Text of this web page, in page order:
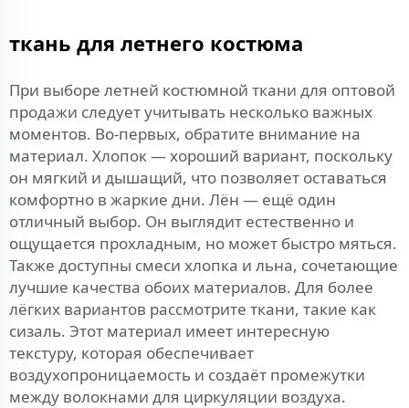
ткань для летнего костюма
При выборе летней костюмной ткани для оптовой
продажи следует учитывать несколько важных
моментов. Во-первых, обратите внимание на
материал. Хлопок — хороший вариант, поскольку
он мягкий и дышащий, что позволяет оставаться
комфортно в жаркие дни. Лён — ещё один
отличный выбор. Он выглядит естественно и
ощущается прохладным, но может быстро мяться.
Также доступны смеси хлопка и льна, сочетающие
лучшие качества обоих материалов. Для более
лёгких вариантов рассмотрите ткани, такие как
сизаль. Этот материал имеет интересную
текстуру, которая обеспечивает
воздухопроницаемость и создаёт промежутки
между волокнами для циркуляции воздуха.